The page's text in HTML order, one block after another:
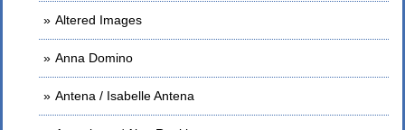
Altered Images
Anna Domino
Antena / Isabelle Antena